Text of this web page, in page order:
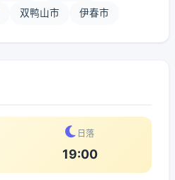
双鸭山市 伊春市
日落
19:00